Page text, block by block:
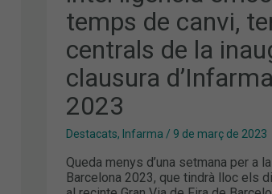
temps de canvi,
centrals de la
clausura
2023
Destacats, Infarma / 9 de març de 2023
Queda menys d’una setmana per a
Barcelona 2023, que tindrà lloc els